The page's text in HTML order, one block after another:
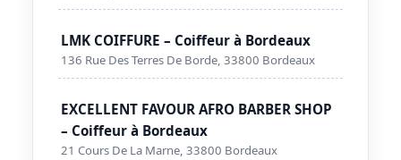
LMK COIFFURE – Coiffeur à Bordeaux
136 Rue Des Terres De Borde, 33800 Bordeaux
EXCELLENT FAVOUR AFRO BARBER SHOP
– Coiffeur à Bordeaux
21 Cours De La Marne, 33800 Bordeaux